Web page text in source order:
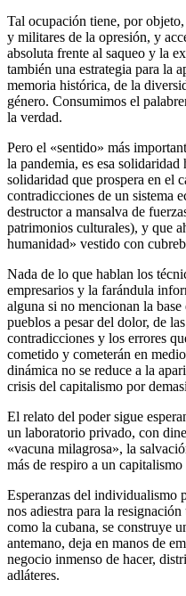
Tal ocupación tiene, por
y militares de la opresión, y
absoluta frente al saqueo y la
también una estrategia para la
memoria histórica, de la
género. Consumimos el
la verdad.
Pero el «sentido» más
la pandemia, es esa
solidaridad que prospera en el
contradicciones de un sistema
destructor a mansalva de
patrimonios culturales), y que
humanidad» vestido con
Nada de lo que hablan los
empresarios y la farándula
alguna si no mencionan la
pueblos a pesar del dolor, de
contradicciones y los errores
cometido y cometerán en
dinámica no se reduce a la
crisis del capitalismo por
El relato del poder sigue
un laboratorio privado, con
«vacuna milagrosa», la
más de respiro a un
Esperanzas del individualismo
nos adiestra para la
como la cubana, se construye
antemano, deja en manos de
negocio inmenso de hacer,
adláteres.